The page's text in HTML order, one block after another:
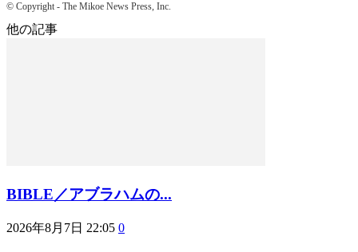
© Copyright - The Mikoe News Press, Inc.
他の記事
BIBLE／アブラハムの...
2026年8月7日 22:05 0